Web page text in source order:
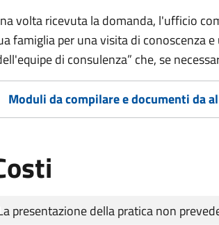
volta ricevuta la domanda, l'ufficio
famiglia per una visita di conoscenza
di consulenza” che, se
Moduli da compilare e documenti da
di pagamento
presentazione della pratica non